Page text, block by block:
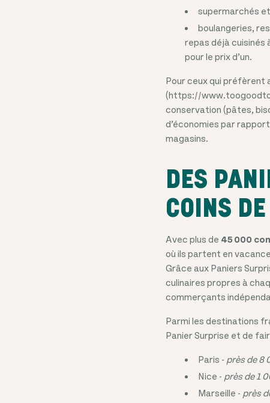
supermarchés
boulangeries,
repas déjà cuisinés
pour le prix d’un.
Pour ceux qui préfèrent
(https://
conservation (pâtes,
d’économies par
magasins.
DES
COINS
Avec plus de 45 000
où ils partent en
Grâce aux Paniers
culinaires propres à
commerçants
Parmi les destinations
Panier Surprise et de
Paris - près de 8
Nice - près de 1
Marseille - près